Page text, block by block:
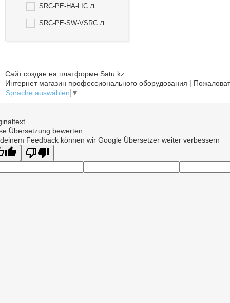
SRC-PE-HA-LIC 1
SRC-PE-SW-VSRC 1
Сайт создан на платформе Satu.kz
Интернет магазин профессионального оборудования |
Sprache auswählen ▼
Übersetzung bewerten
Feedback können wir Google Übersetzer weiter verbessern